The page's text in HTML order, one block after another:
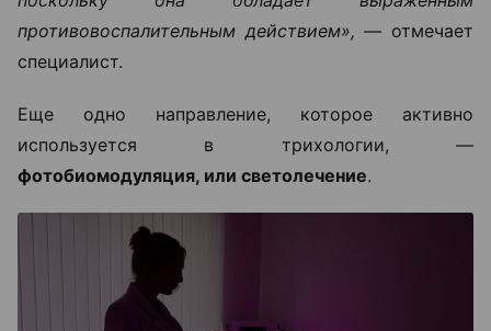
противовоспалительным действием», — отмечает
специалист.
Еще одно направление, которое активно
используется в трихологии, —
фотобиомодуляция, или светолечение.